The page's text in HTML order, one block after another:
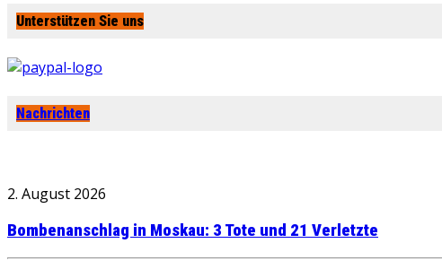
Unterstützen Sie uns
Nachrichten
2. August 2026
Bombenanschlag in Moskau: 3 Tote und 21 Verletzte